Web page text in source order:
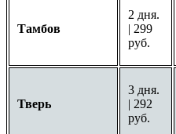
Тамбов
2 дня.
| 299
руб.
Тверь
3 дня.
| 292
руб.